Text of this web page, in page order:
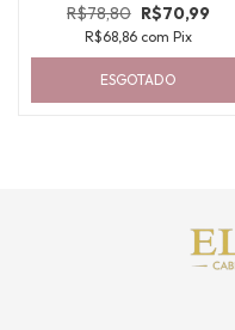
R$78,80 R$70,99
R$68,86 com Pix
ESGOTADO